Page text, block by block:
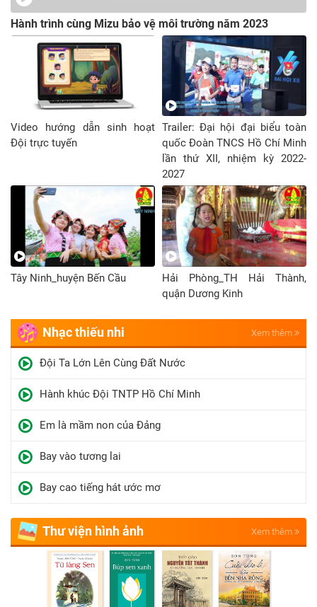
Hành trình cùng Mizu bảo vệ môi trường năm 2023
Video hướng dẫn sinh hoạt
Đội trực tuyến
Trailer: Đại hội đại biểu toàn
quốc Đoàn TNCS Hồ Chí Minh
lần thứ XII, nhiệm kỳ 2022-
2027
Tây Ninh_huyện Bến Cầu
Hải Phòng_TH Hải Thành,
quận Dương Kinh
Nhạc thiếu nhi Xem thêm
Đội Ta Lớn Lên Cùng Đất Nước
Hành khúc Đội TNTP Hồ Chí Minh
Em là mầm non của Đảng
Bay vào tương lai
Bay cao tiếng hát ước mơ
Thư viện hình ảnh Xem thêm